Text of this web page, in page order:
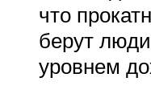
что
берут
уровнем